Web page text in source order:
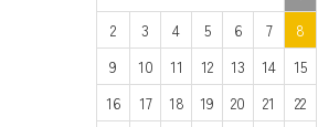
2
3 4 5 6 7
8
9
10 11 12 13 14
15
16
17 18 19 20 21
22